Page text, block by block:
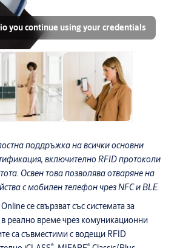
поддръжка на всички основни
включително RFID протоколи
Освен това позволява отваряне на
с мобилен телефон чрез NFC и BLE.
се свързват със системата за
реално време чрез комуникационни
са съвместими с водещи RFID
® ®
you continue using your credentials